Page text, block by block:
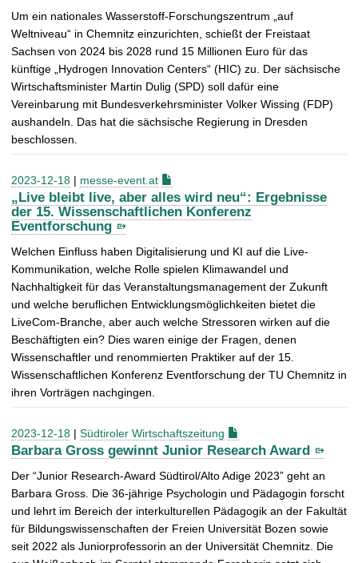
Um ein nationales Wasserstoff-Forschungszentrum „auf
Weltniveau“ in Chemnitz einzurichten, schießt der Freistaat
Sachsen von 2024 bis 2028 rund 15 Millionen Euro für das
künftige „Hydrogen Innovation Centers“ (HIC) zu. Der sächsische
Wirtschaftsminister Martin Dulig (SPD) soll dafür eine
Vereinbarung mit Bundesverkehrsminister Volker Wissing (FDP)
aushandeln. Das hat die sächsische Regierung in Dresden
beschlossen.
2023-12-18 | messe-event.at
„Live bleibt live, aber alles wird neu“: Ergebnisse
der 15. Wissenschaftlichen Konferenz
Eventforschung
Welchen Einfluss haben Digitalisierung und KI auf die Live-
Kommunikation, welche Rolle spielen Klimawandel und
Nachhaltigkeit für das Veranstaltungsmanagement der Zukunft
und welche beruflichen Entwicklungsmöglichkeiten bietet die
LiveCom-Branche, aber auch welche Stressoren wirken auf die
Beschäftigten ein? Dies waren einige der Fragen, denen
Wissenschaftler und renommierten Praktiker auf der 15.
Wissenschaftlichen Konferenz Eventforschung der TU Chemnitz in
ihren Vorträgen nachgingen.
2023-12-18 | Südtiroler Wirtschaftszeitung
Barbara Gross gewinnt Junior Research Award
Der “Junior Research-Award Südtirol/Alto Adige 2023” geht an
Barbara Gross. Die 36-jährige Psychologin und Pädagogin forscht
und lehrt im Bereich der interkulturellen Pädagogik an der Fakultät
für Bildungswissenschaften der Freien Universität Bozen sowie
seit 2022 als Juniorprofessorin an der Universität Chemnitz. Die